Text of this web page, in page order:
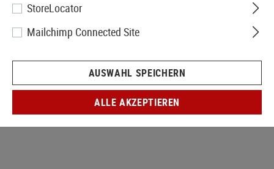
StoreLocator
Mailchimp Connected Site
AUSWAHL SPEICHERN
ALLE AKZEPTIEREN